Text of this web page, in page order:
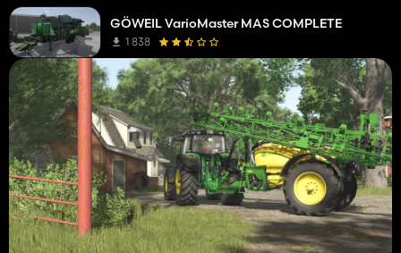
GÖWEIL VarioMaster MAS COMPLETE
1 838